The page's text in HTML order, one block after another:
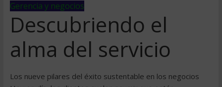
Gerencia y negocios
Descubriendo el
alma del servicio
Los nueve pilares del éxito sustentable en los negocios